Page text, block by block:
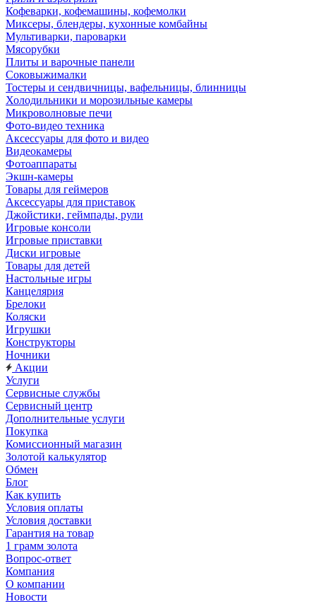
Кофеварки, кофемашины, кофемолки
Миксеры, блендеры, кухонные комбайны
Мультиварки, пароварки
Мясорубки
Плиты и варочные панели
Соковыжималки
Тостеры и сендвичницы, вафельницы, блинницы
Холодильники и морозильные камеры
Микроволновые печи
Фото-видео техника
Аксессуары для фото и видео
Видеокамеры
Фотоаппараты
Экшн-камеры
Товары для геймеров
Аксессуары для приставок
Джойстики, геймпады, рули
Игровые консоли
Игровые приставки
Диски игровые
Товары для детей
Настольные игры
Канцелярия
Брелоки
Коляски
Игрушки
Конструкторы
Ночники
Акции
Услуги
Сервисные службы
Сервисный центр
Дополнительные услуги
Покупка
Комиссионный магазин
Золотой калькулятор
Обмен
Блог
Как купить
Условия оплаты
Условия доставки
Гарантия на товар
1 грамм золота
Вопрос-ответ
Компания
О компании
Новости